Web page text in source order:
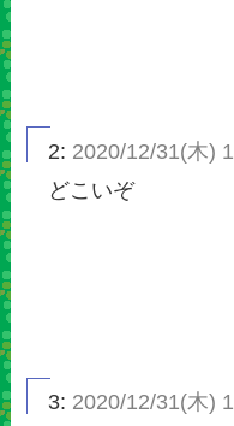
2: 2020/12/31(木)
どこいぞ
3: 2020/12/31(木)